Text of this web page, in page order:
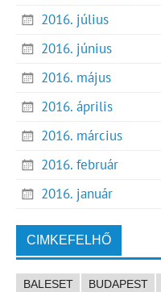
2016. július
2016. június
2016. május
2016. április
2016. március
2016. február
2016. január
CIMKEFELHŐ
BALESET BUDAPEST